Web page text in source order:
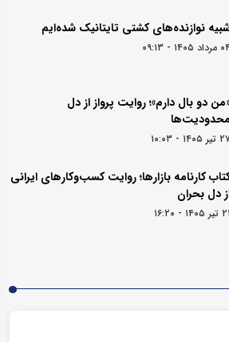
نوازنده‌های کشتی تایتانیک شده‌ایم
۱۴۰۵ - ۰۹:۱۳
«من دو بال دارم»؛ روایت پرواز از دل
محدودیت‌ها
- ۱۰:۰۳
کارنامه بازارها؛ روایت کسب‌و‌کارهای ایرانی
دل بحران
۲۱ تیر ۱۴۰۵ - ۱۶:۲۰